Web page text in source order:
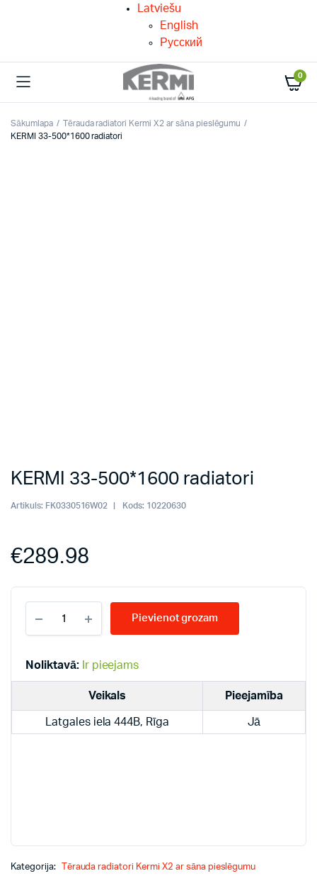
Latviešu
English
Русский
0
Sākumlapa
Tērauda radiatori Kermi X2 ar sāna pieslēgumu
KERMI 33-500*1600 radiatori
KERMI 33-500*1600 radiatori
Artikuls: FK0330516W02 Kods: 10220630
€289.98
500*1600
quantity
Pievienot grozam
Noliktavā: Ir pieejams
Veikals Pieejamība
Latgales iela 444B, Rīga Jā
Kategorija: Tērauda radiatori Kermi X2 ar sāna pieslēgumu